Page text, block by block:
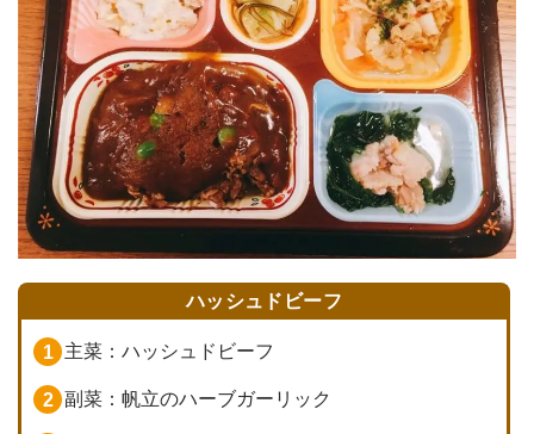
ハッシュドビーフ
主菜：ハッシュドビーフ
副菜：帆立のハーブガーリック